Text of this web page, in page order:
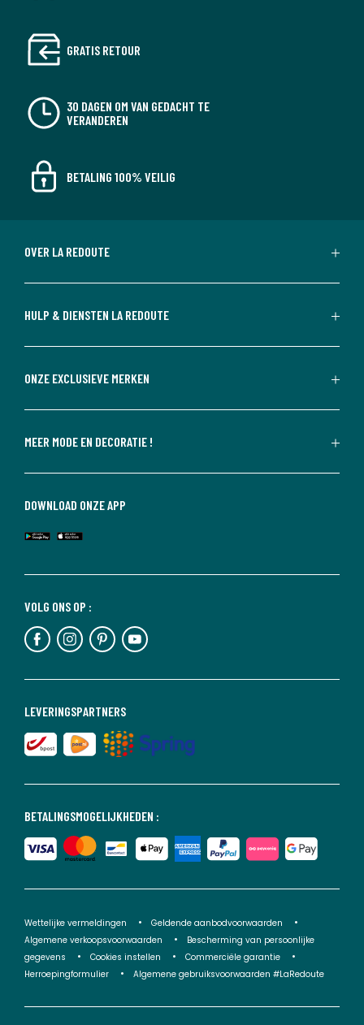
GRATIS RETOUR
30 DAGEN OM VAN GEDACHT TE
VERANDEREN
BETALING 100% VEILIG
OVER LA REDOUTE
HULP & DIENSTEN LA REDOUTE
ONZE EXCLUSIEVE MERKEN
MEER MODE EN DECORATIE !
BETALINGSMOGELIJKHEDEN :
LEVERINGSPARTNERS
VOLG ONS OP :
DOWNLOAD ONZE APP
Wettelijke vermeldingen
Geldende aanbodvoorwaarden
Algemene verkoopsvoorwaarden
Bescherming van persoonlijke
gegevens
Cookies instellen
Commerciële garantie
Herroepingformulier
Algemene gebruiksvoorwaarden #LaRedoute